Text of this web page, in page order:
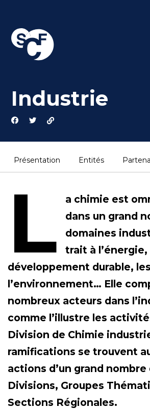
content
Industrie
Présentation Entités
L
a chimie est
dans un grand
domaines
trait à
développement durable,
l’environnement… Elle
nombreux acteurs dans
comme l’illustre les
Division de Chimie
ramifications se trouvent
actions d’un grand nombre
Divisions, Groupes
Sections Régionales.